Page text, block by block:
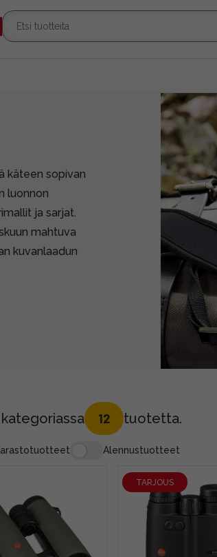
käteen sopivan
luonnon
ja sarjat.
mahtuva
kuvanlaadun
kategoriassa 12 tuotetta.
Alennustuotteet
TARJOUS